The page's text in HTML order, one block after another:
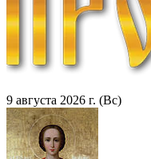
9 августа 2026 г. (Вс)